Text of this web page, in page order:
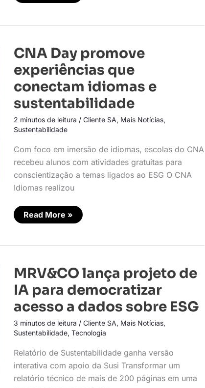
CNA Day promove
experiências que
conectam idiomas e
sustentabilidade
2 minutos de leitura / Cliente SA, Mais Notícias,
Sustentabilidade
Com foco em imersão de idiomas, escolas do CNA
recebeu alunos com atividades gratuitas para
conscientização a temas ligados ao ESG O CNA
Idiomas realizou
CNA
Day
promove
experiências
que
conectam
idiomas
e
sustentabilidade
Read More »
MRV&CO lança projeto de
IA para democratizar
acesso a dados sobre ESG
3 minutos de leitura / Cliente SA, Mais Notícias,
Sustentabilidade, Tecnologia
Relatório de Sustentabilidade ganha versão
interativa com apoio da Susi Transformar um
relatório técnico de mais de 200 páginas em uma
MRV&CO
lança
projeto
de
para
acesso
a
sobre
ESG